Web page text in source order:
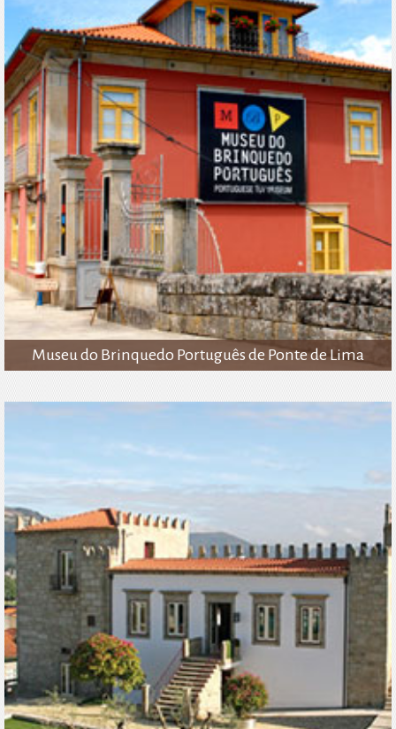
Museu do Brinquedo Português de Ponte de Lima